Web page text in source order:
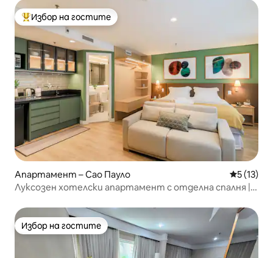
Най-популярен избор на гостите
Избор на гостите
Апартамент – Сао Пауло Средна
5 (13)
Луксозен хотелски апартамент с отделна спалня |
Избор на гостите
Избор на гостите